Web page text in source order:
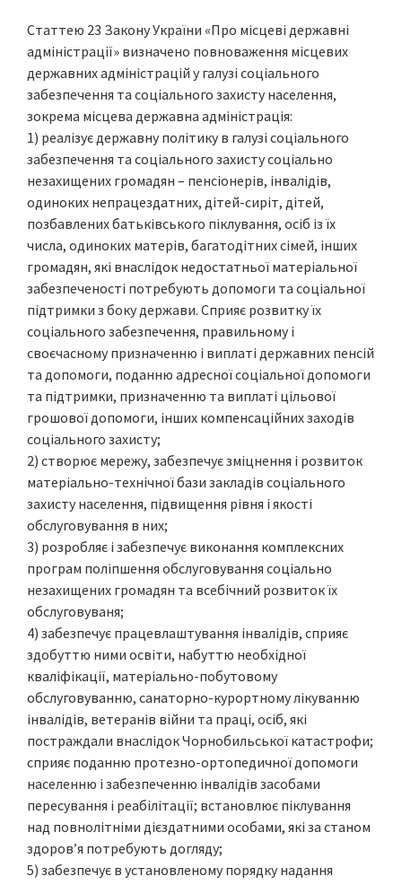
Статтею 23 Закону України «Про місцеві державні
адміністрації» визначено повноваження місцевих
державних адміністрацій у галузі соціального
забезпечення та соціального захисту населення,
зокрема місцева державна адміністрація:
1) реалізує державну політику в галузі соціального
забезпечення та соціального захисту соціально
незахищених громадян – пенсіонерів, інвалідів,
одиноких непрацездатних, дітей-сиріт, дітей,
позбавлених батьківського піклування, осіб із їх
числа, одиноких матерів, багатодітних сімей, інших
громадян, які внаслідок недостатньої матеріальної
забезпеченості потребують допомоги та соціальної
підтримки з боку держави. Сприяє розвитку їх
соціального забезпечення, правильному і
своєчасному призначенню і виплаті державних пенсій
та допомоги, поданню адресної соціальної допомоги
та підтримки, призначенню та виплаті цільової
грошової допомоги, інших компенсаційних заходів
соціального захисту;
2) створює мережу, забезпечує зміцнення і розвиток
матеріально-технічної бази закладів соціального
захисту населення, підвищення рівня і якості
обслуговування в них;
3) розробляє і забезпечує виконання комплексних
програм поліпшення обслуговування соціально
незахищених громадян та всебічний розвиток їх
обслуговуваня;
4) забезпечує працевлаштування інвалідів, сприяє
здобуттю ними освіти, набуттю необхідної
кваліфікації, матеріально-побутовому
обслуговуванню, санаторно-курортному лікуванню
інвалідів, ветеранів війни та праці, осіб, які
постраждали внаслідок Чорнобильської катастрофи;
сприяє поданню протезно-ортопедичної допомоги
населенню і забезпеченню інвалідів засобами
пересування і реабілітації; встановлює піклування
над повнолітніми дієздатними особами, які за станом
здоров’я потребують догляду;
5) забезпечує в установленому порядку надання